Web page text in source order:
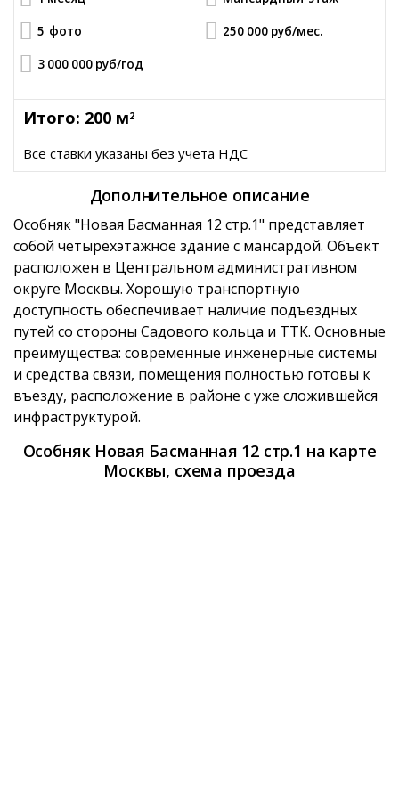
5 фото 250 000 руб/мес.
3 000 000 руб/год
Итого: 200 м2
Все ставки указаны без учета НДС
Дополнительное описание
Особняк "Новая Басманная 12 стр.1" представляет
собой четырёхэтажное здание с мансардой. Объект
расположен в Центральном административном
округе Москвы. Хорошую транспортную
доступность обеспечивает наличие подъездных
путей со стороны Садового кольца и ТТК. Основные
преимущества: современные инженерные системы
и средства связи, помещения полностью готовы к
въезду, расположение в районе с уже сложившейся
инфраструктурой.
Особняк Новая Басманная 12 стр.1 на карте
Москвы, схема проезда